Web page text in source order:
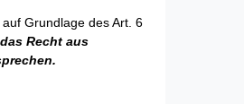
Grundlage des Art. 6
Recht aus